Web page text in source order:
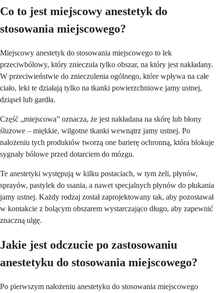
Co to jest miejscowy anestetyk do
stosowania miejscowego?
Miejscowy anestetyk do stosowania miejscowego to lek
przeciwbólowy, który znieczula tylko obszar, na który jest nakładany.
W przeciwieństwie do znieczulenia ogólnego, które wpływa na całe
ciało, leki te działają tylko na tkanki powierzchniowe jamy ustnej,
dziąseł lub gardła.
Część „miejscowa” oznacza, że ​​jest nakładana na skórę lub błony
śluzowe – miękkie, wilgotne tkanki wewnątrz jamy ustnej. Po
nałożeniu tych produktów tworzą one barierę ochronną, która blokuje
sygnały bólowe przed dotarciem do mózgu.
Te anestetyki występują w kilku postaciach, w tym żeli, płynów,
sprayów, pastylek do ssania, a nawet specjalnych płynów do płukania
jamy ustnej. Każdy rodzaj został zaprojektowany tak, aby pozostawał
w kontakcie z bolącym obszarem wystarczająco długo, aby zapewnić
znaczną ulgę.
Jakie jest odczucie po zastosowaniu
anestetyku do stosowania miejscowego?
Po pierwszym nałożeniu anestetyku do stosowania miejscowego